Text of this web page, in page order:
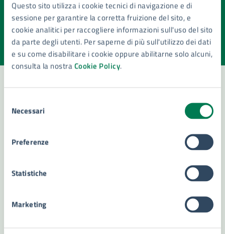
Questo sito utilizza i cookie tecnici di navigazione e di
sessione per garantire la corretta fruizione del sito, e
cookie analitici per raccogliere informazioni sull'uso del sito
da parte degli utenti. Per saperne di più sull'utilizzo dei dati
e su come disabilitare i cookie oppure abilitarne solo alcuni,
consulta la nostraCookie Policy.
delNecessari
Preferenze
Statistiche
Marketing
Quanto sono chiare le informazioni su questa
pagina?
Valuta la chiarezza delle informazioni (da 1 a 5 stelle)
Seleziona il numero di stelle per valutare la chiarezza delle
Valuta 5 stelle su 5
Valuta 4 stelle su 5
Valuta 3 stelle su 5
Valuta 2 stelle su 5
Valuta 1 stelle su 5
Contatta il comune
Numero verde 800299507